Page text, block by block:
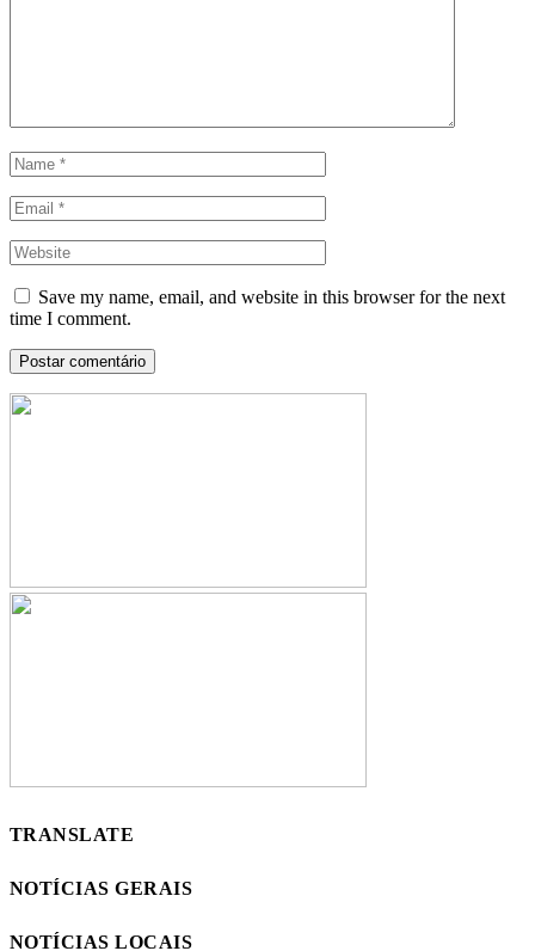
Save my name, email, and website in this browser for the next
time I comment.
TRANSLATE
NOTÍCIAS GERAIS
NOTÍCIAS LOCAIS